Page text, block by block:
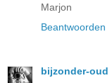
Marjon
Beantwoorden
bijzonder-oud